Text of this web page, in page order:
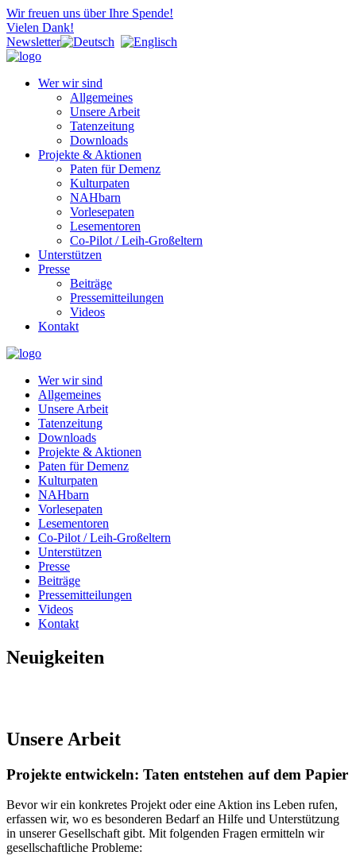
Wir freuen uns über Ihre Spende!
Vielen Dank!
Newsletter
Wer wir sind
Allgemeines
Unsere Arbeit
Tatenzeitung
Downloads
Projekte & Aktionen
Paten für Demenz
Kulturpaten
NAHbarn
Vorlesepaten
Lesementoren
Co-Pilot / Leih-Großeltern
Unterstützen
Presse
Beiträge
Pressemitteilungen
Videos
Kontakt
Wer wir sind
Allgemeines
Unsere Arbeit
Tatenzeitung
Downloads
Projekte & Aktionen
Paten für Demenz
Kulturpaten
NAHbarn
Vorlesepaten
Lesementoren
Co-Pilot / Leih-Großeltern
Unterstützen
Presse
Beiträge
Pressemitteilungen
Videos
Kontakt
Neuigkeiten
Unsere Arbeit
Projekte entwickeln: Taten entstehen auf dem Papier
Bevor wir ein konkretes Projekt oder eine Aktion ins Leben rufen,
erfassen wir, wo es besonderen Bedarf an Hilfe und Unterstützung
in unserer Gesellschaft gibt. Mit folgenden Fragen ermitteln wir
gesellschaftliche Probleme: